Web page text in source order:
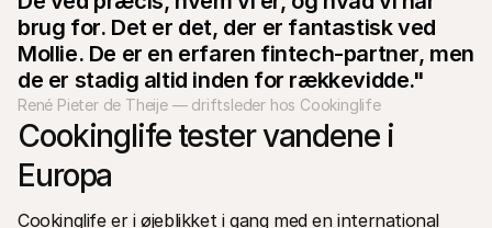
brug for. Det er det, der er fantastisk ved
Mollie. De er en erfaren fintech-partner, men
de er stadig altid inden for rækkevidde."
René Pieter de Theije — driftsleder hos Cookinglife
Cookinglife tester vandene i
Europa
Cookinglife er i øjeblikket i gang med en international